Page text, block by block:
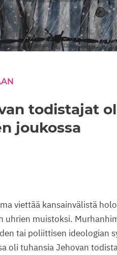
todistajat
joukossa
viettää kansainvälistä
uhrien muistoksi.
tai poliittisen ideologian
oli tuhansia Jehovan